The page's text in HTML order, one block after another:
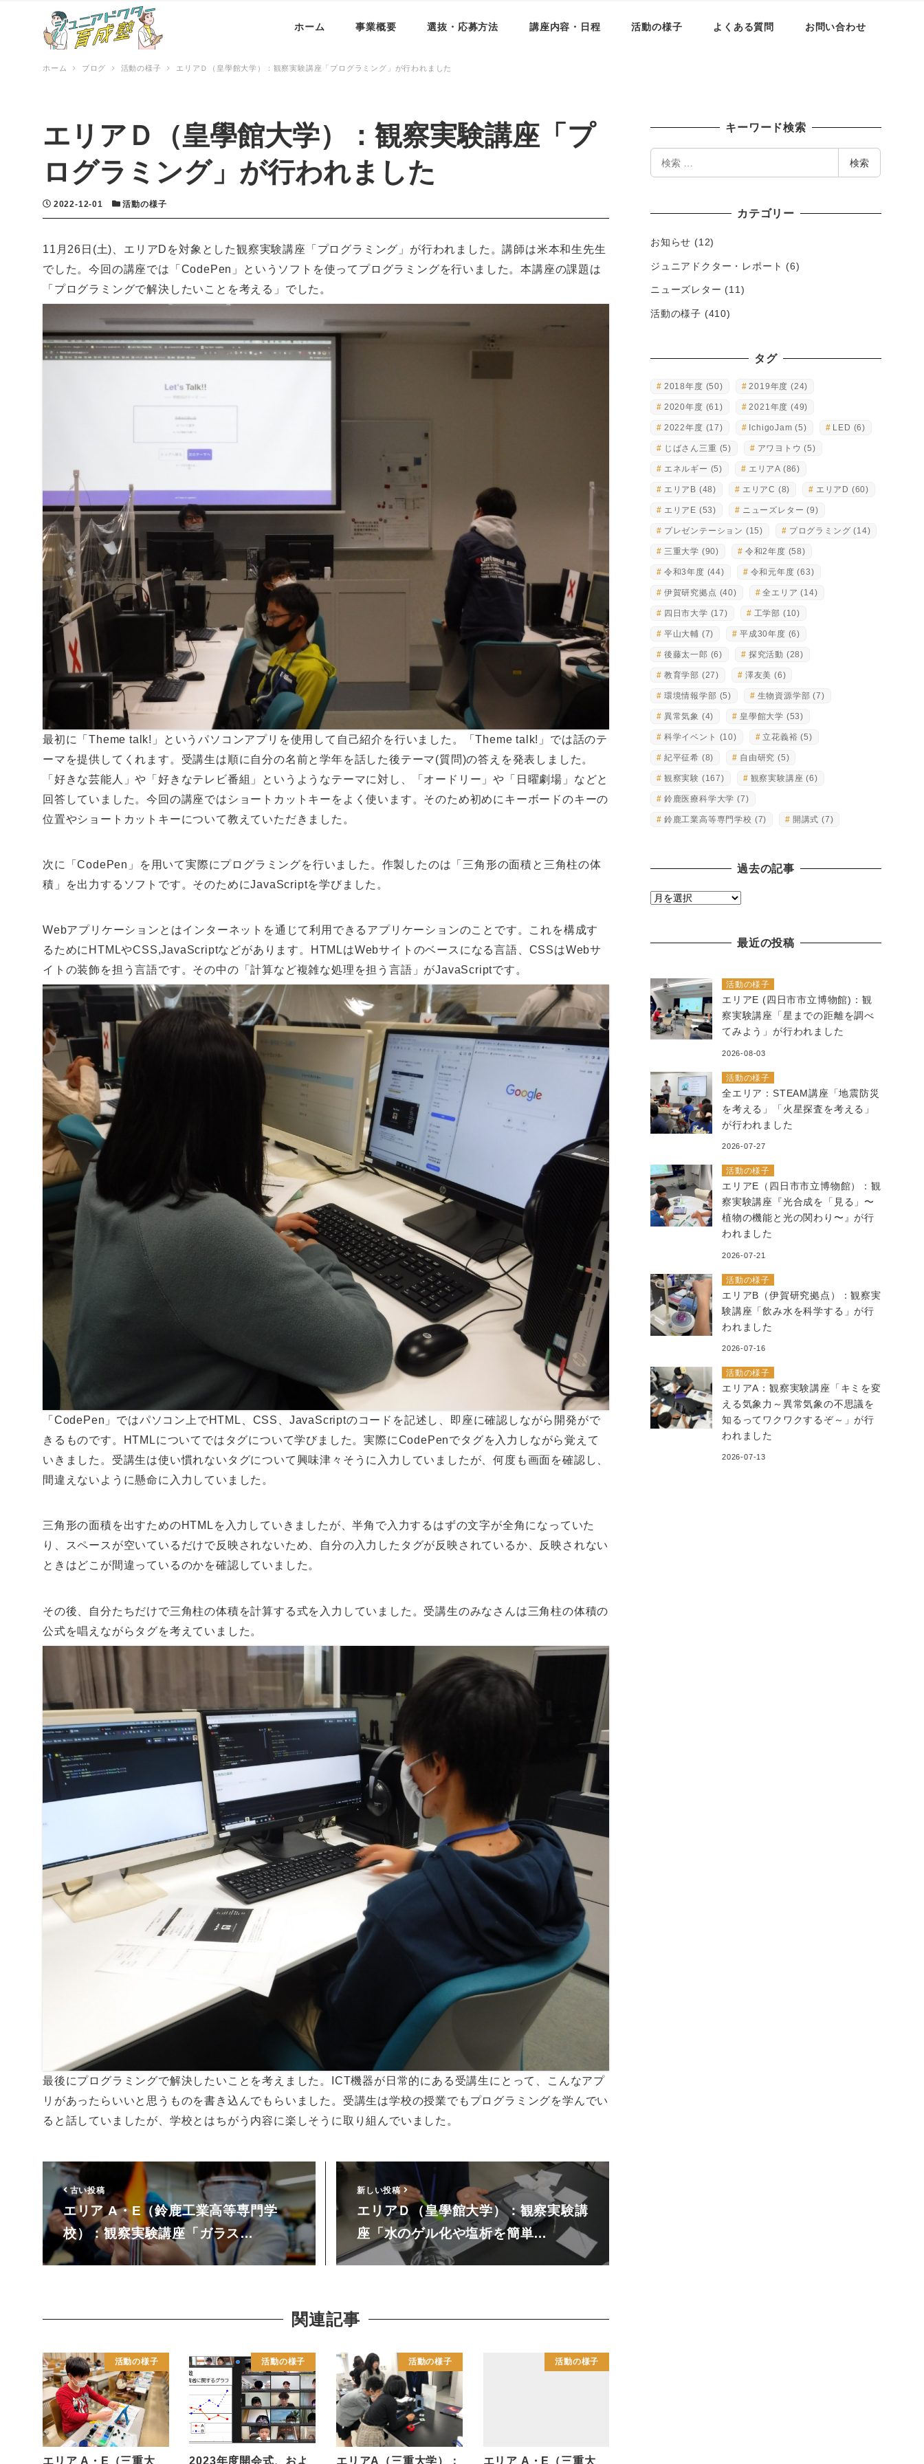
ホーム 事業概要 選抜・応募方法 講座内容・日程 活動の様子 よくある質問 お問い合わせ
ホーム ブログ 活動の様子 エリアＤ（皇學館大学）：観察実験講座「プログラミング」が行われました
エリアＤ（皇學館大学）：観察実験講座「プ
ログラミング」が行われました
投稿日
2022-12-01 カテゴリー
活動の様子
11月26日(土)、エリアDを対象とした観察実験講座「プログラミング」が行われました。講師は米本和生先生
でした。今回の講座では「CodePen」というソフトを使ってプログラミングを行いました。本講座の課題は
「プログラミングで解決したいことを考える」でした。
最初に「Theme talk!」というパソコンアプリを使用して自己紹介を行いました。「Theme talk!」では話のテ
ーマを提供してくれます。受講生は順に自分の名前と学年を話した後テーマ(質問)の答えを発表しました。
「好きな芸能人」や「好きなテレビ番組」というようなテーマに対し、「オードリー」や「日曜劇場」などと
回答していました。今回の講座ではショートカットキーをよく使います。そのため初めにキーボードのキーの
位置やショートカットキーについて教えていただきました。
次に「CodePen」を用いて実際にプログラミングを行いました。作製したのは「三角形の面積と三角柱の体
積」を出力するソフトです。そのためにJavaScriptを学びました。
Webアプリケーションとはインターネットを通じて利用できるアプリケーションのことです。これを構成す
るためにHTMLやCSS,JavaScriptなどがあります。HTMLはWebサイトのベースになる言語、CSSはWebサ
イトの装飾を担う言語です。その中の「計算など複雑な処理を担う言語」がJavaScriptです。
「CodePen」ではパソコン上でHTML、CSS、JavaScriptのコードを記述し、即座に確認しながら開発がで
きるものです。HTMLについてではタグについて学びました。実際にCodePenでタグを入力しながら覚えて
いきました。受講生は使い慣れないタグについて興味津々そうに入力していましたが、何度も画面を確認し、
間違えないように懸命に入力していました。
三角形の面積を出すためのHTMLを入力していきましたが、半角で入力するはずの文字が全角になっていた
り、スペースが空いているだけで反映されないため、自分の入力したタグが反映されているか、反映されない
ときはどこが間違っているのかを確認していました。
その後、自分たちだけで三角柱の体積を計算する式を入力していました。受講生のみなさんは三角柱の体積の
公式を唱えながらタグを考えていました。
最後にプログラミングで解決したいことを考えました。ICT機器が日常的にある受講生にとって、こんなアプ
リがあったらいいと思うものを書き込んでもらいました。受講生は学校の授業でもプログラミングを学んでい
ると話していましたが、学校とはちがう内容に楽しそうに取り組んでいました。
古い投稿
エリア A・E（鈴鹿工業高等専門学
校）：観察実験講座「ガラス…
新しい投稿
エリアＤ（皇學館大学）：観察実験講
座「水のゲル化や塩析を簡単…
関連記事
活動の様子
エリア A・E（三重大
活動の様子
2023年度開会式、およ
活動の様子
エリアA（三重大学）：
活動の様子
エリア A・E（三重大
キーワード検索
索
検索
カテゴリー
お知らせ (12)
ジュニアドクター・レポート (6)
ニューズレター (11)
活動の様子 (410)
タグ
2018年度 (50) 2019年度 (24)
2020年度 (61) 2021年度 (49)
2022年度 (17) IchigoJam (5) LED (6)
じばさん三重 (5) アワヨトウ (5)
エネルギー (5) エリアA(86)
エリアB (48) エリアC (8) エリアD (60)
エリアE (53) ニューズレター (9)
プレゼンテーション (15) プログラミング (14)
三重大学 (90) 令和2年度 (58)
令和3年度 (44) 令和元年度 (63)
伊賀研究拠点 (40) 全エリア (14)
四日市大学 (17) 工学部 (10)
平山大輔 (7) 平成30年度 (6)
後藤太一郎 (6) 探究活動 (28)
教育学部 (27) 澤友美 (6)
環境情報学部 (5) 生物資源学部 (7)
異常気象 (4) 皇學館大学 (53)
科学イベント (10) 立花義裕 (5)
紀平征希 (8) 自由研究 (5)
観察実験 (167) 観察実験講座 (6)
鈴鹿医療科学大学 (7)
鈴鹿工業高等専門学校 (7) 開講式 (7)
過去の記事
過
最近の投稿
活動の様子
エリアE (四日市市立博物館)：観
察実験講座「星までの距離を調べ
てみよう」が行われました
2026-08-03
活動の様子
全エリア：STEAM講座「地震防災
を考える」「火星探査を考える」
が行われました
2026-07-27
活動の様子
エリアE（四日市市立博物館）：観
察実験講座『光合成を「見る」〜
植物の機能と光の関わり〜』が行
われました
2026-07-21
活動の様子
エリアB（伊賀研究拠点）：観察実
験講座「飲み水を科学する」が行
われました
2026-07-16
活動の様子
エリアA：観察実験講座「キミを変
える気象力～異常気象の不思議を
知るってワクワクするぞ～」が行
われました
2026-07-13